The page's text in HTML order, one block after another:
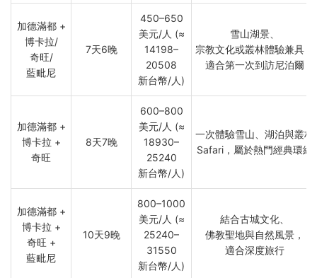
加德滿都 +
博卡拉/
奇旺/
藍毗尼
7天6晚
450–650
美元/人 (≈
14198–
20508
新台幣/人)
雪山湖景、
宗教文化或叢林體驗兼具，
適合第一次到訪尼泊爾
加德滿都 +
博卡拉 +
奇旺
8天7晚
600–800
美元/人 (≈
18930–
25240
新台幣/人)
一次體驗雪山、湖泊與叢林
Safari，屬於熱門經典環線
加德滿都 +
博卡拉 +
奇旺 +
藍毗尼
10天9晚
800–1000
美元/人 (≈
25240–
31550
新台幣/人)
結合古城文化、
佛教聖地與自然風景，
適合深度旅行